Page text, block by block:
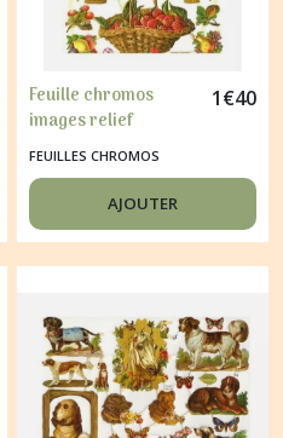
Feuille chromos
images relief
découpage collage
PANIERS DE FRUITS
7239
1€40
FEUILLES CHROMOS
AJOUTER